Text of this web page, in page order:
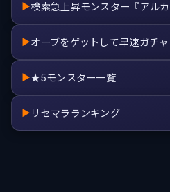
▶検索急上昇モンスター『アルカ
▶オーブをゲットして早速ガチャ
▶★5モンスター一覧
▶ リセマラランキング